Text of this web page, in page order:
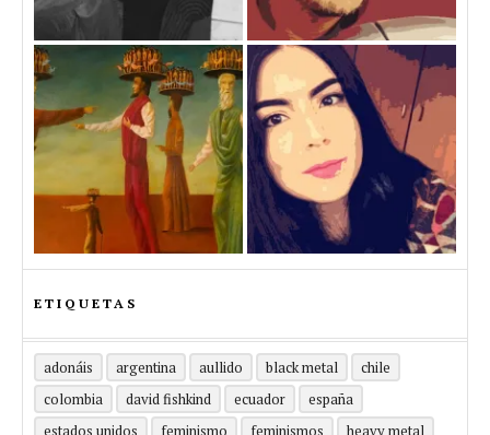
ETIQUETAS
adonáis argentina aullido black metal
chile
colombia
david fishkind ecuador
españa
estados unidos
feminismo feminismos
heavy metal